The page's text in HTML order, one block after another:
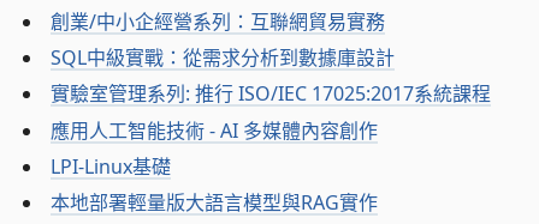
創業/中小企經營系列：互聯網貿易實務
SQL中級實戰：從需求分析到數據庫設計
實驗室管理系列: 推行 ISO/IEC 17025:2017系統課程
應用人工智能技術 - AI 多媒體內容創作
LPI-Linux基礎
本地部署輕量版大語言模型與RAG實作